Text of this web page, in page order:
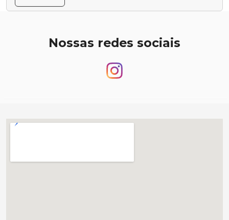
Nossas redes sociais